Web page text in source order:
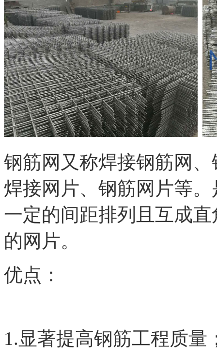
钢筋网又称焊接钢筋网
焊接网片、钢筋网片等
一定的间距排列且互成
的网片。
优点：
1.显著提高钢筋工程质量